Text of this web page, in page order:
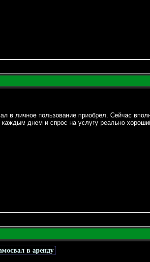
в личное пользование приобрел. Сейчас
каждым днем и спрос на услугу реально
в аренду